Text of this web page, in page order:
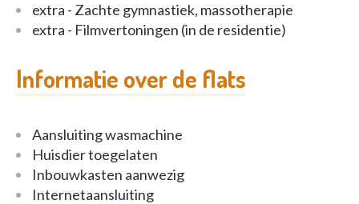
extra - Zachte gymnastiek, massotherapie
extra - Filmvertoningen (in de residentie)
Informatie over de flats
Aansluiting wasmachine
Huisdier toegelaten
Inbouwkasten aanwezig
Internetaansluiting